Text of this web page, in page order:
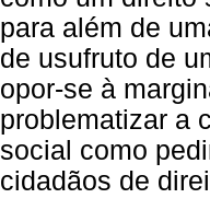
para além de
de usufruto de
opor-se à
problematizar a
social como
cidadãos de